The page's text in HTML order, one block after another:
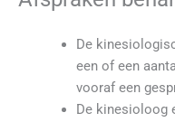
De
een of een
vooraf een
De kinesioloog